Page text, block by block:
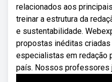
relacionados aos
treinar a estrutura da
e sustentabilidade.
propostas inéditas
especialistas em redação
país. Nossos professores